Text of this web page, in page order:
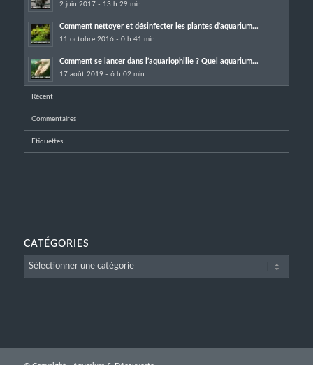
2 juin 2017 - 13 h 29 min
Comment nettoyer et désinfecter les plantes d’aquarium...
11 octobre 2016 - 0 h 41 min
Comment se lancer dans l’aquariophilie ? Quel aquarium...
17 août 2019 - 6 h 02 min
Récent
Commentaires
Etiquettes
CATÉGORIES